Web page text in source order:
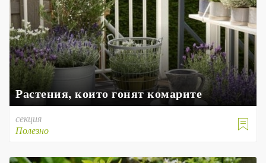
Растения, които гонят комарите

секция
Полезно